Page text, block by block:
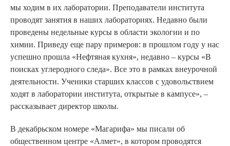
мы ходим в их лаборатории. Преподаватели института
проводят занятия в наших лабораториях. Недавно были
проведены недельные курсы в области экологии и по
химии. Приведу еще пару примеров: в прошлом году у нас
успешно прошла «Нефтяная кухня», недавно – курсы «В
поисках углеродного следа». Все это в рамках внеурочной
деятельности. Ученики старших классов с удовольствием
ходят в лаборатории института, открытые в кампусе», –
рассказывает директор школы.
В декабрьском номере «Магарифа» мы писали об
общественном центре «Алмет», в котором проводятся